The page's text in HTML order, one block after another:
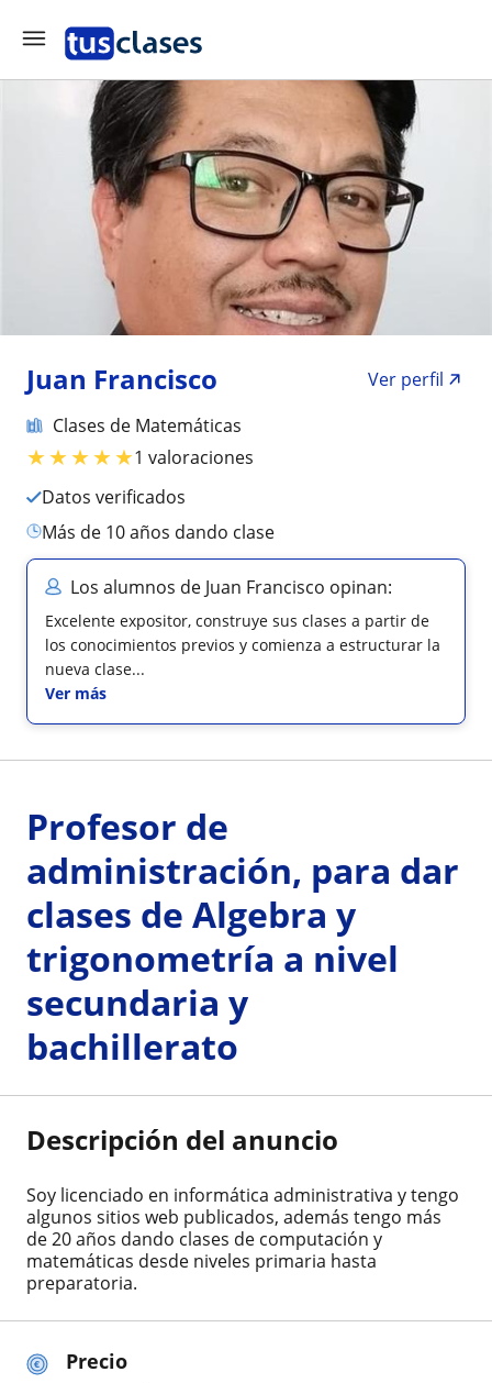
Juan Francisco
Ver perfil
Clases de Matemáticas
★★★★★1 valoraciones
Datos verificados
más de 10 años dando clase
Los alumnos de Juan Francisco opinan:
Excelente expositor, construye sus clases a partir de
los conocimientos previos y comienza a estructurar la
nueva clase...
Ver más
Precio
Profesor de
administración, para dar
clases de Algebra y
trigonometría a nivel
secundaria y
bachillerato
Descripción del anuncio
Soy licenciado en informática administrativa y tengo
algunos sitios web publicados, además tengo más
de 20 años dando clases de computación y
matemáticas desde niveles primaria hasta
preparatoria.